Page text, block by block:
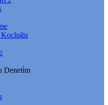
Koçluğu
2
Deneti̇m